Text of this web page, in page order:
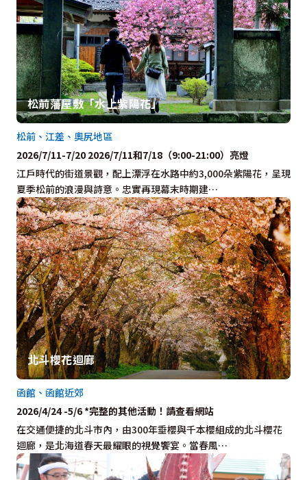
松前藩屋敷「水上紫陽花」
江戶時代的街道景觀，配上漂浮在水路中約3,000朵紫陽花，呈現
夏季松前的浪漫與詩意。忠實再現幕末時期建…
松前、江差、奧尻地區
2026/7/11-7/20 2026/7/11和7/18（9:00-21:00）亮燈
北斗櫻花迴廊
在交通便捷的北斗市內，由300年垂櫻與千本櫻組成的北斗櫻花
迴廊，是北海道春天最耀眼的視覺饗宴。當春風…
函館、函館近郊
2026/4/24 -5/6 *完整的其他活動！請查看網站